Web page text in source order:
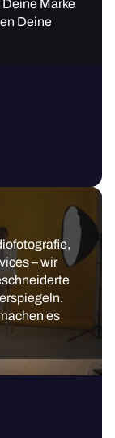
Marke
Deine
– wir
es